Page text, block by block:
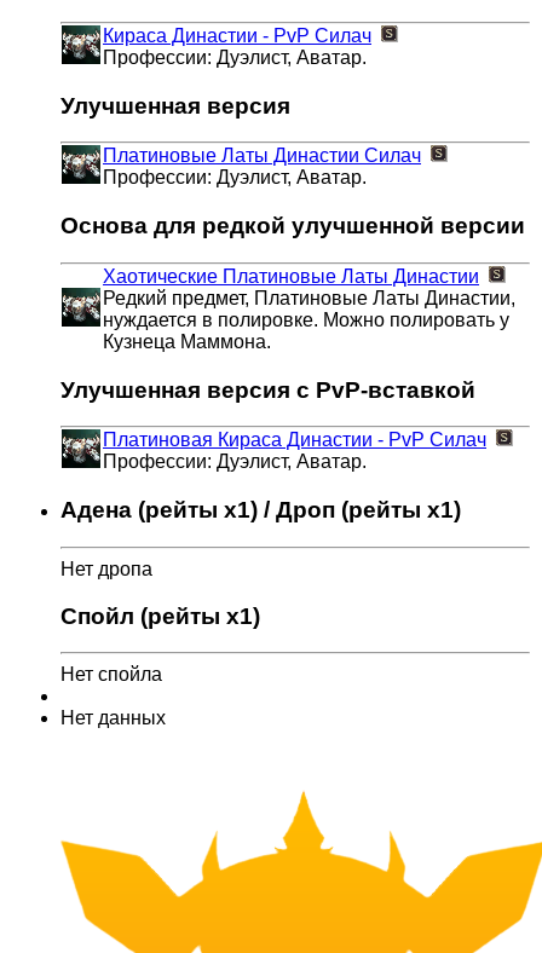
Кираса Династии - PvP Силач
Профессии: Дуэлист, Аватар.
Улучшенная версия
Платиновые Латы Династии Силач
Профессии: Дуэлист, Аватар.
Основа для редкой улучшенной версии
Хаотические Платиновые Латы Династии
Редкий предмет, Платиновые Латы Династии,
нуждается в полировке. Можно полировать у
Кузнеца Маммона.
Улучшенная версия с PvP-вставкой
Платиновая Кираса Династии - PvP Силач
Профессии: Дуэлист, Аватар.
Адена (рейты x1) / Дроп (рейты x1)
Нет дропа
Спойл (рейты x1)
Нет спойла
Нет данных